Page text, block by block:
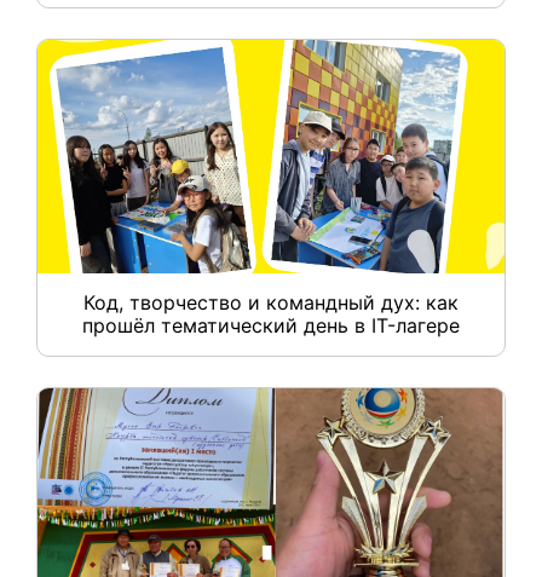
Код, творчество и командный дух: как
прошёл тематический день в IT-лагере